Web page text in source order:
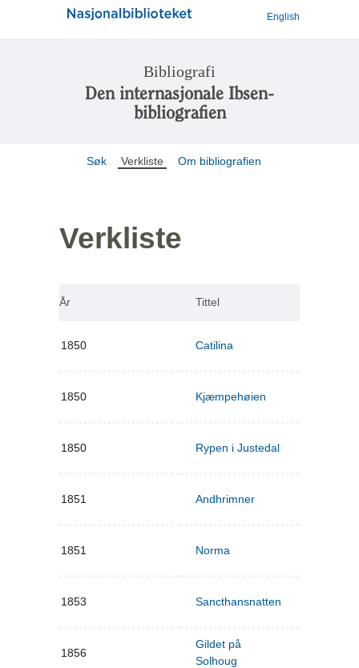
English
Bibliografi
Den internasjonale Ibsen-
bibliografien
Søk Verkliste Om bibliografien
Verkliste
År Tittel
1850 Catilina
1850 Kjæmpehøien
1850 Rypen i Justedal
1851 Andhrimner
1851 Norma
1853 Sancthansnatten
1856
Gildet på
Solhoug